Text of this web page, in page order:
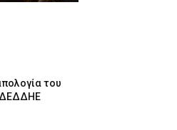
του
ΔΕΔΔΗΕ